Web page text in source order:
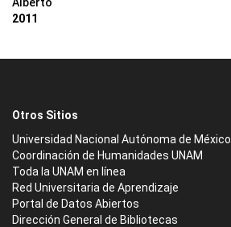
2011
Otros Sitios
Universidad Nacional Autónoma de México
Coordinación de Humanidades UNAM
Toda la UNAM en línea
Red Universitaria de Aprendizaje
Portal de Datos Abiertos
Dirección General de Bibliotecas